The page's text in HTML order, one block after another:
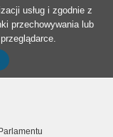
usług i zgodnie z
przechowywania lub